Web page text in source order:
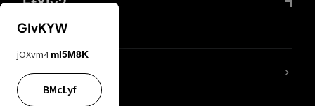
KIjvtr
GIvKYW
jOXvm4 mI5M8K
BMcLyf